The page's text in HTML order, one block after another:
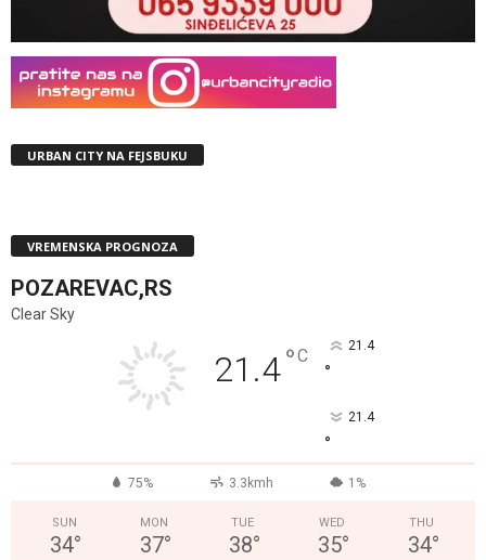
URBAN CITY NA FEJSBUKU
VREMENSKA PROGNOZA
POZAREVAC,RS
Clear Sky
21.4°C 21.4
°
21.4
°
75% 3.3kmh 1%
SUN
34°
MON
37°
TUE
38°
WED
35°
THU
34°